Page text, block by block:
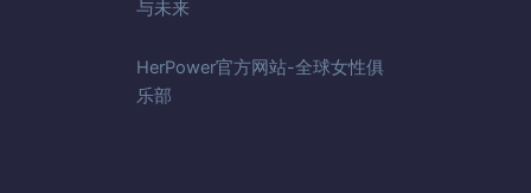
与未来
HerPower官方网站-全球女性俱
乐部